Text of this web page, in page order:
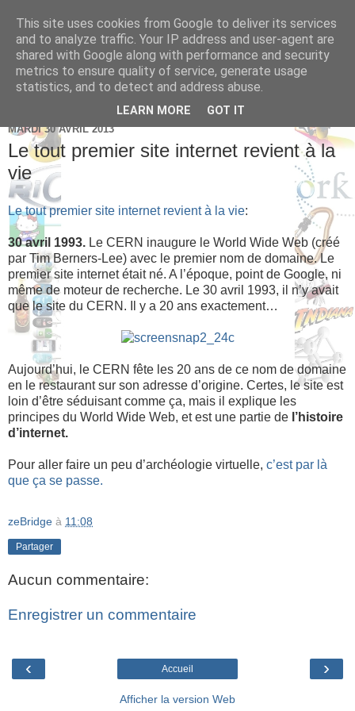
Brice Cornet: serial
entrepreneur hédoniste
MARDI 30 AVRIL 2013
Le tout premier site internet revient à la
vie
Le tout premier site internet revient à la vie:
30 avril 1993. Le CERN inaugure le World Wide Web (créé
par Tim Berners-Lee) avec le premier nom de domaine. Le
premier site internet était né. A l’époque, point de Google, ni
même de moteur de recherche. Le 30 avril 1993, il n’y avait
que le site du CERN. Il y a 20 ans exactement…
Aujourd’hui, le CERN fête les 20 ans de ce nom de domaine
en le restaurant sur son adresse d’origine. Certes, le site est
loin d’être séduisant comme ça, mais il explique les
principes du World Wide Web, et est une partie de l’histoire
d’internet.
Pour aller faire un peu d’archéologie virtuelle, c’est par là
que ça se passe.
zeBridge à 11:08
Partager
Aucun commentaire:
Enregistrer un commentaire
‹ ›
Accueil
Afficher la version Web
This site uses cookies from Google to deliver its services
and to analyze traffic. Your IP address and user-agent are
shared with Google along with performance and security
metrics to ensure quality of service, generate usage
statistics, and to detect and address abuse.
LEARN MORE GOT IT